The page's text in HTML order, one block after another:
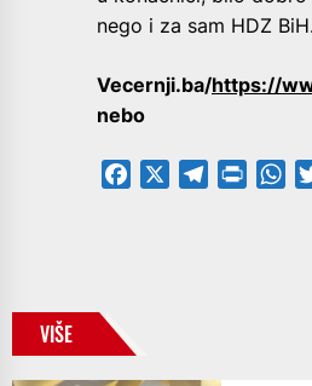
nego i za sam HDZ BiH.
Vecernji.ba/https://
nebo
Facebook Telegram
VIŠE